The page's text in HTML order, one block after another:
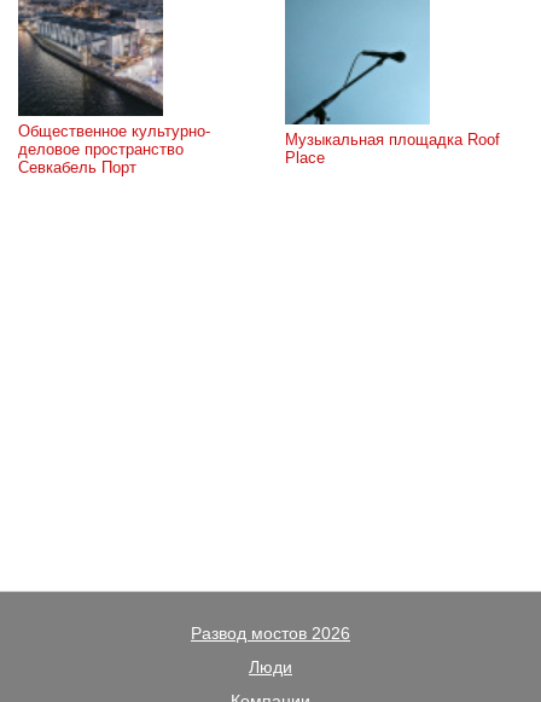
Общественное культурно-
деловое пространство
Севкабель Порт
Музыкальная площадка Roof
Place
Развод мостов 2026
Люди